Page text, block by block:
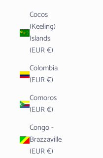
Cocos
(Keeling)
Islands
(EUR €)
Colombia
(EUR €)
Comoros
(EUR €)
Congo -
Brazzaville
(EUR €)